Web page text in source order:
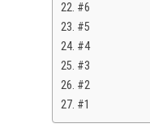
#6
#5
#4
#3
#2
#1